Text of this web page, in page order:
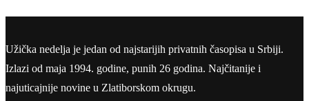
Užička nedelja je jedan od najstarijih privatnih časopisa u Srbiji.
Izlazi od maja 1994. godine, punih 26 godina. Najčitanije i
najuticajnije novine u Zlatiborskom okrugu.